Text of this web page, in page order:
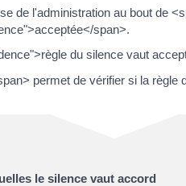
de l'administration au bout de
span>.
du silence vaut
permet de vérifier si la règle
le silence vaut accord